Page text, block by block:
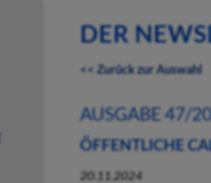
DER
<< Zurück zur Auswahl
AUSGABE 47/
ÖFFENTLICHE
20.11.2024